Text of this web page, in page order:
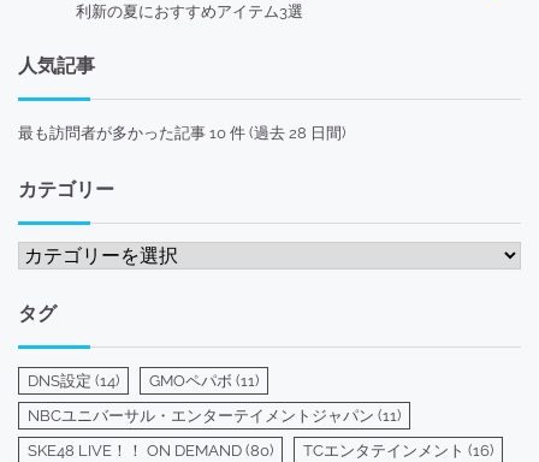
利新の夏におすすめアイテム3選
人気記事
最も訪問者が多かった記事 10 件 (過去 28 日間)
カテゴリー
カ
ゴ
リ
ー
タグ
DNS設定 (14) GMOペパボ (11)
NBCユニバーサル・エンターテイメントジャパン (11)
SKE48 LIVE！！ ON DEMAND (80) TCエンタテインメント (16)